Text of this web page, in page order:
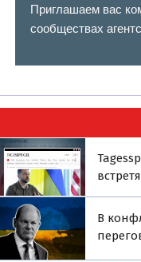
Приглашаем вас
сообществах
В